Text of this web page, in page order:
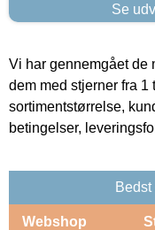
Se
Vi har gennemgået
dem med stjerner fra 1
sortimentstørrelse,
betingelser,
Webshop